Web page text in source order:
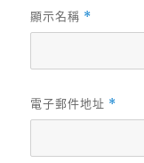
顯示名稱 *
電子郵件地址 *